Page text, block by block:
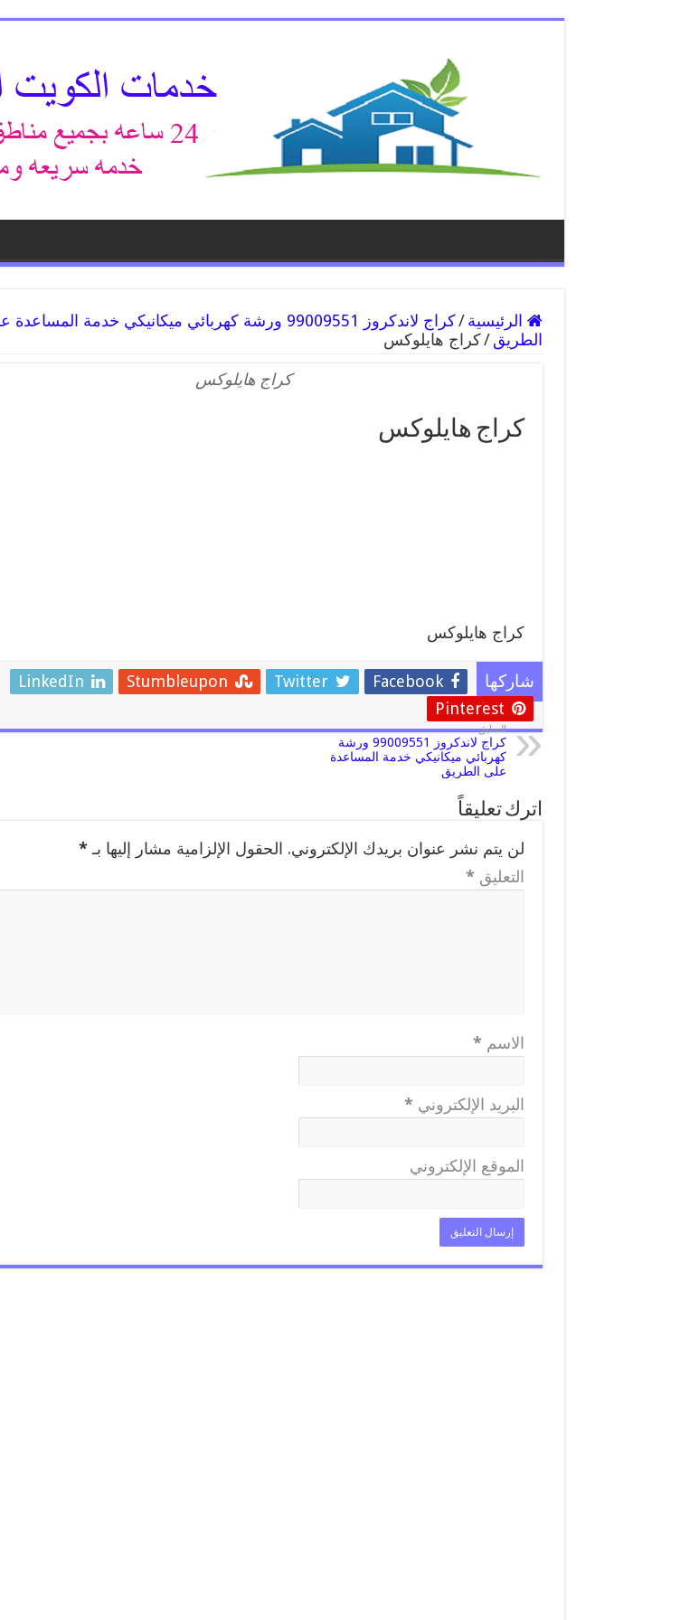
الرئيسية /
كراج لاندكروز 99009551 ورشة كهربائي ميكانيكي خدمة
الطريق /كراج هايلوكس
كراج هايلوكس
كراج هايلوكس
كراج هايلوكس
شاركها Facebook
Twitter
Stumbleupon
LinkedIn
Pinterest
السابق
كراج لاندكروز 99009551 ورشة
كهربائي ميكانيكي خدمة المساعدة
على الطريق
اترك تعليقاً
لن يتم نشر عنوان بريدك الإلكتروني. الحقول الإلزامية مشار إليها بـ*
التعليق *
الاسم *
البريد الإلكتروني *
الموقع الإلكتروني